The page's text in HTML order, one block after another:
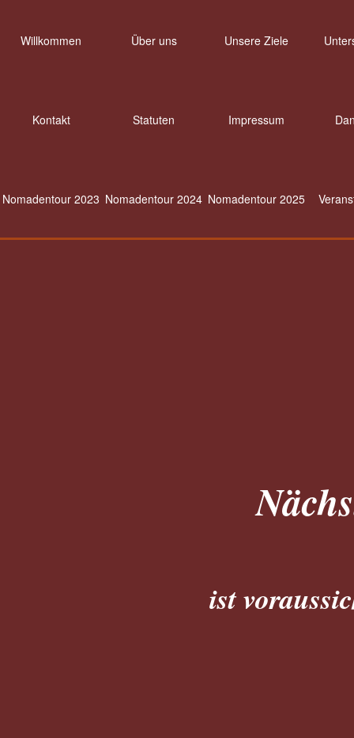
Willkommen Über uns Unsere Ziele
Kontakt Statuten Impressum
Nomadentour 2023 Nomadentour 2024 Nomadentour 2025
ist